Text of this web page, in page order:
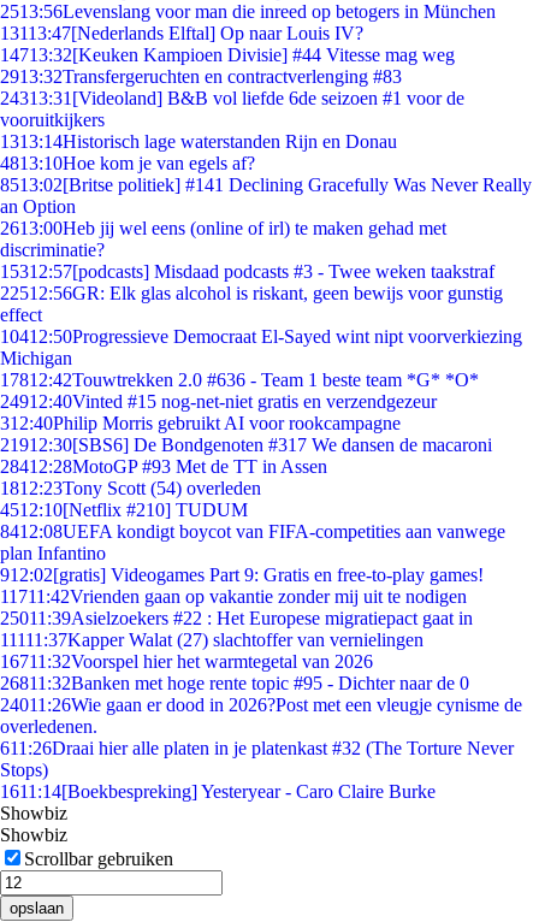
2513:56Levenslang voor man die inreed op betogers in München
13113:47[Nederlands Elftal] Op naar Louis IV?
14713:32[Keuken Kampioen Divisie] #44 Vitesse mag weg
2913:32Transfergeruchten en contractverlenging #83
24313:31 [Videoland] B&B vol liefde 6de seizoen #1 voor de
vooruitkijkers
1313:14Historisch lage waterstanden Rijn en Donau
4813:10Hoe kom je van egels af?
8513:02[Britse politiek] #141 Declining Gracefully Was Never Really
an Option
2613:00Heb jij wel eens (online of irl) te maken gehad met
discriminatie?
15312:57[podcasts] Misdaad podcasts #3 - Twee weken taakstraf
22512:56GR: Elk glas alcohol is riskant, geen bewijs voor gunstig
effect
10412:50Progressieve Democraat El-Sayed wint nipt voorverkiezing
Michigan
17812:42Touwtrekken 2.0 #636 - Team 1 beste team *G* *O*
24912:40Vinted #15 nog-net-niet gratis en verzendgezeur
312:40Philip Morris gebruikt AI voor rookcampagne
21912:30[SBS6] De Bondgenoten #317 We dansen de macaroni
28412:28MotoGP #93 Met de TT in Assen
1812:23Tony Scott (54) overleden
4512:10[Netflix #210] TUDUM
8412:08UEFA kondigt boycot van FIFA-competities aan vanwege
plan Infantino
912:02[gratis] Videogames Part 9: Gratis en free-to-play games!
11711:42Vrienden gaan op vakantie zonder mij uit te nodigen
25011:39Asielzoekers #22 : Het Europese migratiepact gaat in
11111:37Kapper Walat (27) slachtoffer van vernielingen
16711:32Voorspel hier het warmtegetal van 2026
26811:32Banken met hoge rente topic #95 - Dichter naar de 0
24011:26Wie gaan er dood in 2026?Post met een vleugje cynisme de
overledenen.
611:26Draai hier alle platen in je platenkast #32 (The Torture Never
Stops)
1611:14[Boekbespreking] Yesteryear - Caro Claire Burke
Showbiz
Showbiz
Scrollbar gebruiken
opslaan